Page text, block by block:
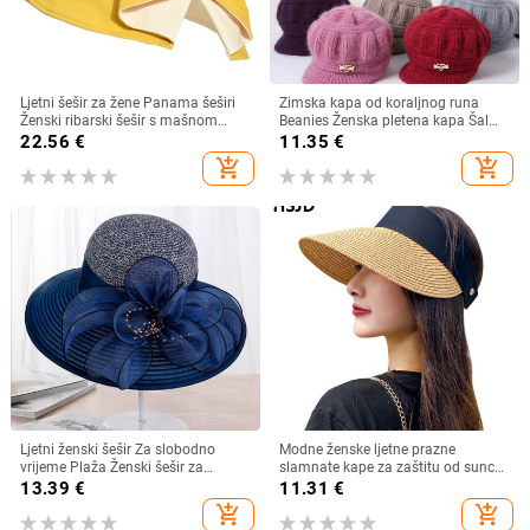
Ljetni šešir za žene Panama šeširi
Ženski ribarski šešir s mašnom
Trend ženski šeširi s kantom
Suncobran Prozračne kape za
sunce za žene
22.56 €
add_shopping_cart
Zimska kapa od koraljnog runa
Beanies Ženska pletena kapa Šal
Održava toplinu Vunena pletena
kapa Kapa sa šiltom Dvoslojne
zaštitne kape
11.35 €
add_shopping_cart
Ljetni ženski šešir Za slobodno
vrijeme Plaža Ženski šešir za
sunčanje Elegantni šešir širokog
oboda Svileni šešir s kantom s
cvijetom Ležerna kapa Ženska
13.39 €
add_shopping_cart
Modne ženske ljetne prazne
slamnate kape za zaštitu od sunca
s velikim obodom, podesivi ženski
sportove na plaži
11.31 €
add_shopping_cart